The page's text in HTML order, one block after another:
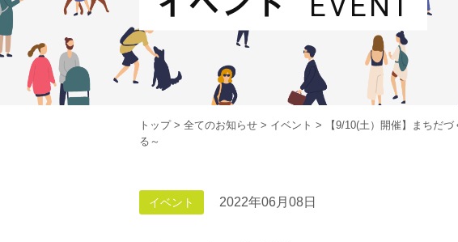
トップ> 全てのお知らせ > イベント > 【9/10(土）開催】まちだ
る～
イベント 2022年06月08日